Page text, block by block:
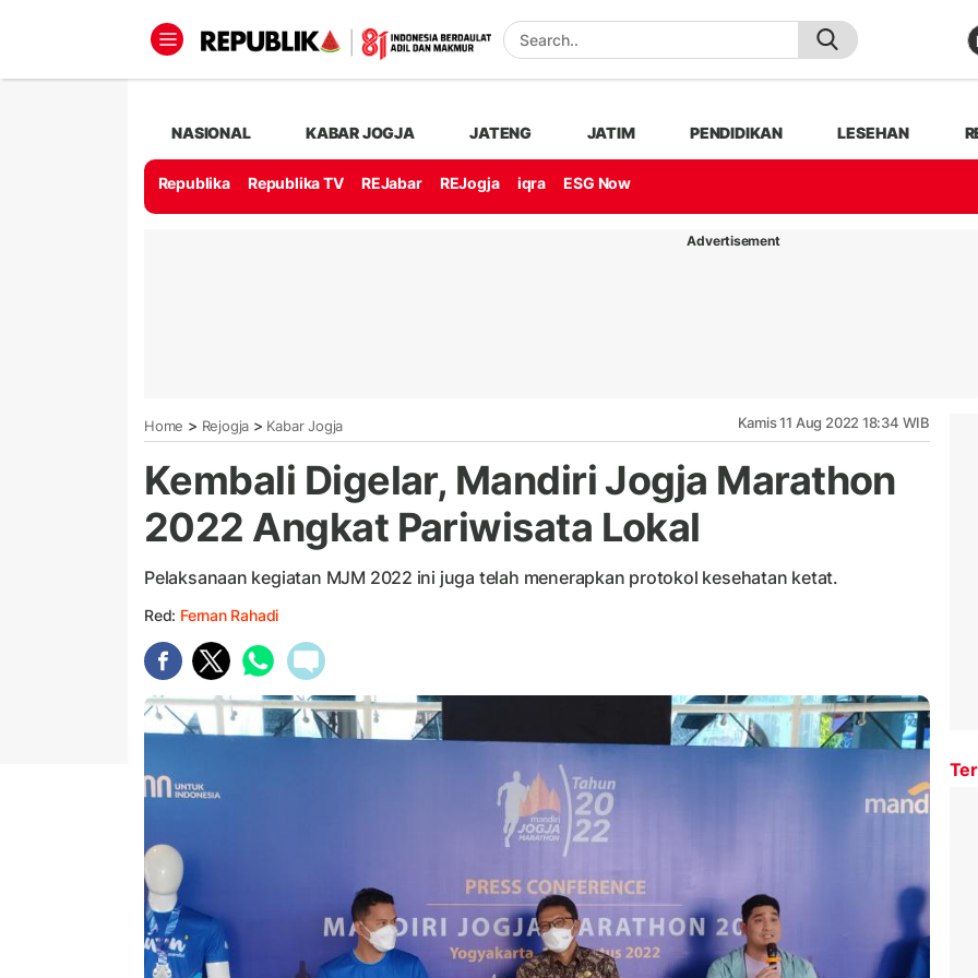
NASIONAL KABAR JOGJA JATENG JATIM PENDIDIKAN LESEHAN
Republika Republika TV REJabar REJogja iqra ESG Now
Advertisement
Home > Rejogja > Kabar Jogja Kamis 11 Aug 2022 18:34 WIB
Kembali Digelar, Mandiri Jogja Marathon
2022 Angkat Pariwisata Lokal
Pelaksanaan kegiatan MJM 2022 ini juga telah menerapkan protokol kesehatan ketat.
Red: Fernan Rahadi